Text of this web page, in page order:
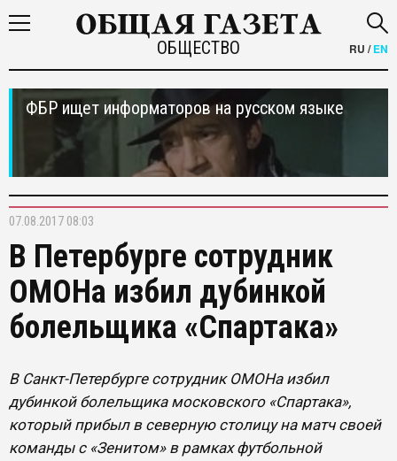
ОБЩЕСТВО RU /EN
ФБР ищет информаторов на русском языке
07.08.2017 08:03
В Петербурге сотрудник
ОМОНа избил дубинкой
болельщика «Спартака»
В Санкт-Петербурге сотрудник ОМОНа избил
дубинкой болельщика московского «Спартака»,
который прибыл в северную столицу на матч своей
команды с «Зенитом» в рамках футбольной